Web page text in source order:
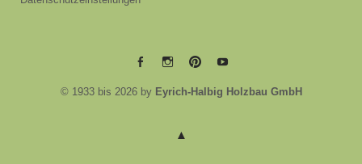
EYRICH-EYRICH-EYRICH-EYRICH-
© 1933 bis 2026 by Eyrich-Halbig Holzbau GmbH